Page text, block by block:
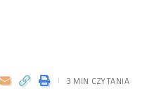
3 MIN CZYTANIA